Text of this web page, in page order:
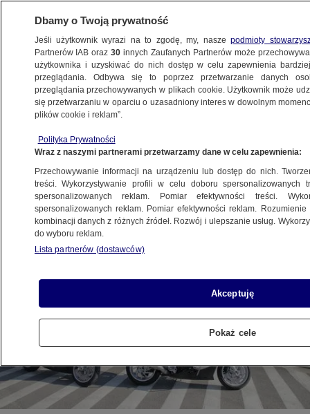
WARSZAWA
NAJNOWSZE
godziny
23.04.2014, 09:25
Udostępnij
Dbamy o Twoją prywatność
Jeśli użytkownik wyrazi na to zgodę, my, naszepodmioty
Partnerów IAB oraz30 innych Zaufanych Partnerów może
użytkownika i uzyskiwać do nich dostęp w celu zapewnienia
przeglądania. Odbywa się to poprzez przetwarzanie danych
przeglądania przechowywanych w plikach cookie. Użytkownik może
się przetwarzaniu w oparciu o uzasadniony interes w dowolnym
plików cookie i reklam”.
Polityka Prywatności
Wraz z naszymi partnerami przetwarzamy dane w celu zapewnienia:
Przechowywanie informacji na urządzeniu lub dostęp do nich.
treści. Wykorzystywanie profili w celu doboru spersonalizowanych
spersonalizowanych reklam. Pomiar efektywności treści.
spersonalizowanych reklam. Pomiar efektywności reklam.
kombinacji danych z różnych źródeł. Rozwój i ulepszanie usług.
do wyboru reklam.
Lista partnerów (dostawców)
Akceptuję
Pokaż cele